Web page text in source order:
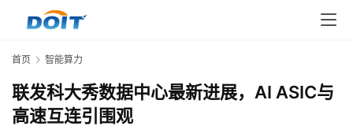
首页 智能算力
联发科大秀数据中心最新进展，AI ASIC与
高速互连引围观